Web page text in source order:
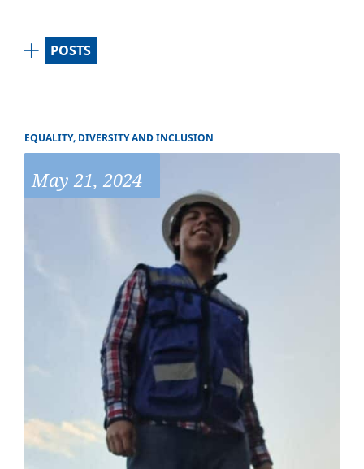
POSTS
EQUALITY, DIVERSITY AND INCLUSION
May 21, 2024